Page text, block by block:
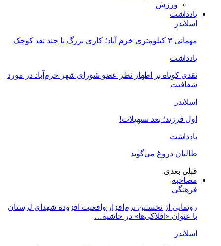
ورزش
یادداشت
اسلایدر
مهمانی ۳ کیلومتری خرم آباد؛ کاری بزرگ با چند نقد کوچک
یادداشت
نقدی کوتاه بر اظهار نظر عضو شورای شهر خرم‌آباد در مورد
شفافیت
اسلایدر
اول فرزند؛ بعد تسهیلات!
یادداشت
طالبان دروغ می‌گوید
قبلی بعدی
مصاحبه
فرهنگی
رونمایی از نخستین نرم‌افزار واقعیت افزوده شهدای لرستان
با عنوان «افلاکی‌ها» در حاشیه…
اسلایدر